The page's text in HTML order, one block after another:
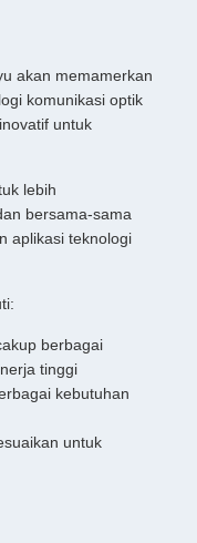
akan memamerkan
komunikasi optik
untuk
lebih
bersama-sama
aplikasi teknologi
berbagai
tinggi
kebutuhan
untuk